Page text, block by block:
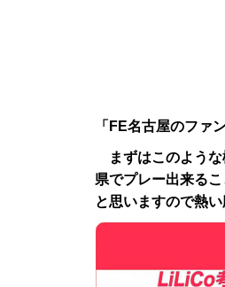
「FE名古屋のファ
まずはこのような
県でプレー出来る
と思いますので熱